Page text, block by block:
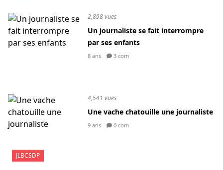
2,898 vues
Un journaliste se fait interrompre
par ses enfants
8 ans 3 com
JLBCSDP
4,541 vues
Une vache chatouille une journaliste
9 ans 0 com